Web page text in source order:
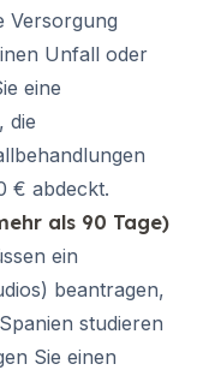
Versorgung
Unfall oder
eine
die
€ abdeckt.
als 90 Tage)
ein
beantragen,
studieren
Sie einen